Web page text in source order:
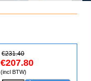
€231.40
€207.80
(incl BTW)